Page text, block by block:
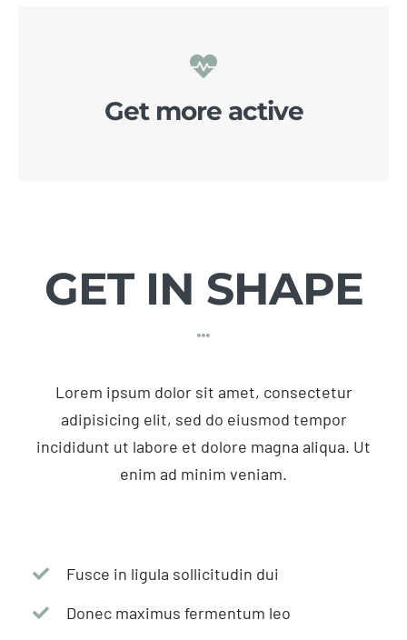
Get more active
GET IN SHAPE
Lorem ipsum dolor sit amet, consectetur
adipisicing elit, sed do eiusmod tempor
incididunt ut labore et dolore magna aliqua. Ut
enim ad minim veniam.
Fusce in ligula sollicitudin dui
Donec maximus fermentum leo